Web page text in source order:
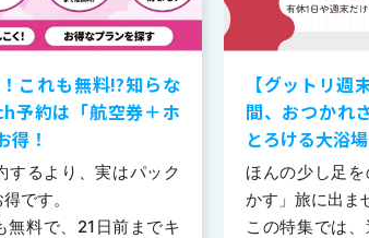
これも無料!?知らな
予約は「航空券＋ホ
得！
するより、実はパック
です。
無料で、21日前までキ
【グットリ週
間、おつか
とろける大浴
ほんの少し足
かす」旅に出ま
この特集では